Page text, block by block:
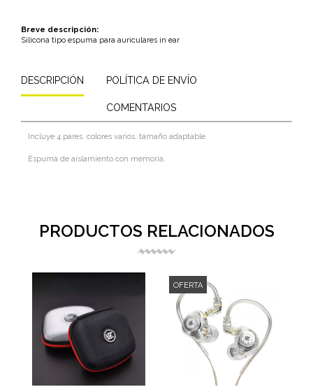
Breve descripción:
Silicona tipo espuma para auriculares in ear
DESCRIPCIÓN POLÍTICA DE ENVÍO
COMENTARIOS
Incluye 4 pares. colores varios, tamaño adaptable
Espuma de aislamiento con memoria.
PRODUCTOS RELACIONADOS
OFERTA